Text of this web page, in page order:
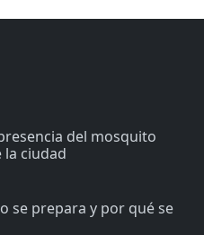
del mosquito
ciudad
se prepara y por qué se